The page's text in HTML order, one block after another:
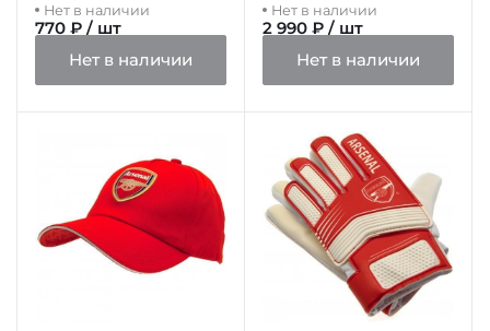
Нет в наличии
770 ₽ / шт
Нет в наличии
Нет в наличии
2 990 ₽ / шт
Нет в наличии